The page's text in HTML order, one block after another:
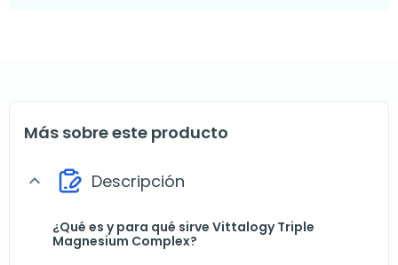
Más sobre este producto
expand_more Descripción
¿Qué es y para qué sirve Vittalogy Triple
Magnesium Complex?